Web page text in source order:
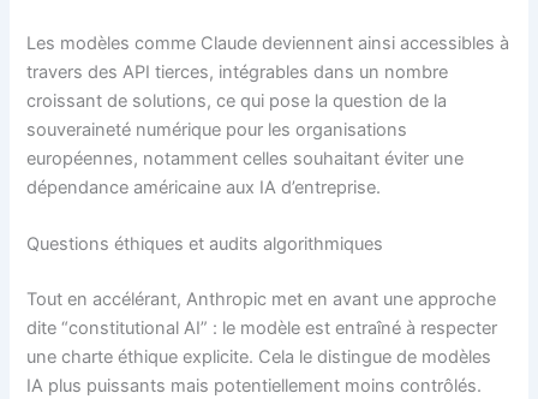
Les modèles comme Claude deviennent ainsi accessibles à
travers des API tierces, intégrables dans un nombre
croissant de solutions, ce qui pose la question de la
souveraineté numérique pour les organisations
européennes, notamment celles souhaitant éviter une
dépendance américaine aux IA d’entreprise.
Questions éthiques et audits algorithmiques
Tout en accélérant, Anthropic met en avant une approche
dite “constitutional AI” : le modèle est entraîné à respecter
une charte éthique explicite. Cela le distingue de modèles
IA plus puissants mais potentiellement moins contrôlés.